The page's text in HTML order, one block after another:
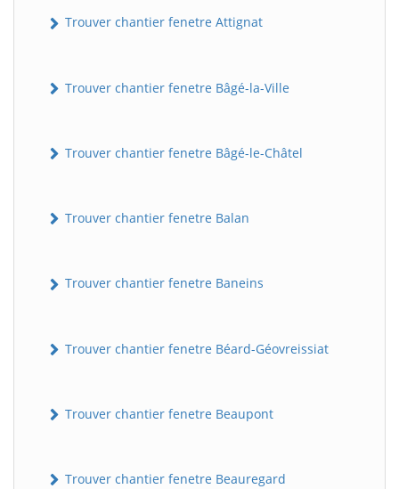
Trouver chantier fenetre Attignat
Trouver chantier fenetre Bâgé-la-Ville
Trouver chantier fenetre Bâgé-le-Châtel
Trouver chantier fenetre Balan
Trouver chantier fenetre Baneins
Trouver chantier fenetre Béard-Géovreissiat
Trouver chantier fenetre Beaupont
Trouver chantier fenetre Beauregard